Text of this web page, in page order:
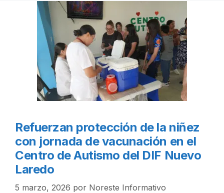
Refuerzan protección de la niñez
con jornada de vacunación en el
Centro de Autismo del DIF Nuevo
Laredo
5 marzo, 2026 por Noreste Informativo